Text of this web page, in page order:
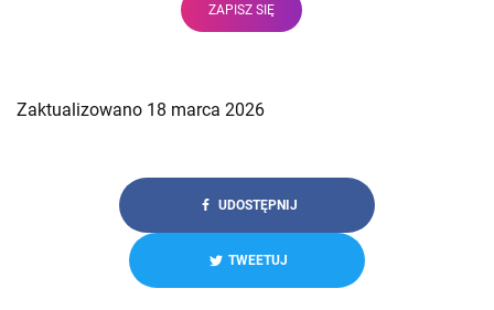
ZAPISZ SIĘ
Zaktualizowano 18 marca 2026
UDOSTĘPNIJ
TWEETUJ